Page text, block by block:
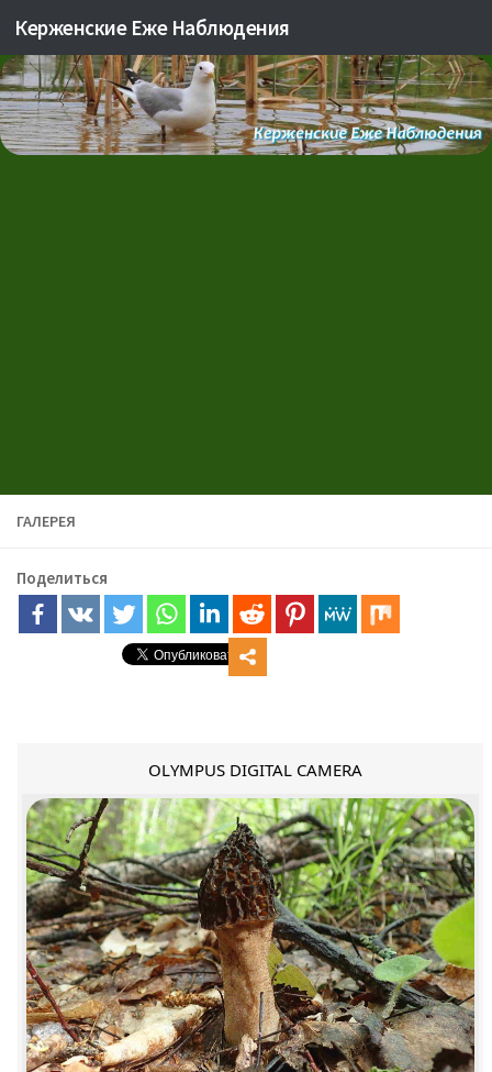
Skip to content
Керженские Еже Наблюдения
ГАЛЕРЕЯ
Поделиться
OLYMPUS DIGITAL CAMERA